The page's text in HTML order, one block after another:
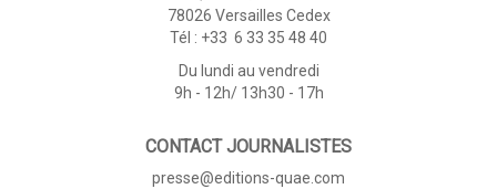
78026 Versailles Cedex
Tél : +33 6 33 35 48 40
Du lundi au vendredi
9h - 12h/ 13h30 - 17h
CONTACT JOURNALISTES
presse@editions-quae.com